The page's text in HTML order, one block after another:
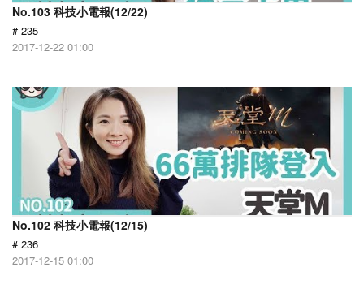
No.103 科技小電報(12/22)
# 235
2017-12-22 01:00
No.102 科技小電報(12/15)
# 236
2017-12-15 01:00